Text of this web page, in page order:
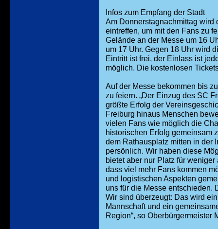
Infos zum Empfang der Stadt
Am Donnerstagnachmittag wird
eintreffen, um mit den Fans zu
Gelände an der Messe um 16
um 17 Uhr. Gegen 18 Uhr wird
Eintritt ist frei, der Einlass ist
möglich. Die kostenlosen
Auf der Messe bekommen bis
zu feiern. „Der Einzug des SC
größte Erfolg der
Freiburg hinaus Menschen
vielen Fans wie möglich die
historischen Erfolg gemeinsam
dem Rathausplatz mitten in der
persönlich. Wir haben diese
bietet aber nur Platz für
dass viel mehr Fans kommen
und logistischen Aspekten
uns für die Messe entschieden.
Wir sind überzeugt: Das wird
Mannschaft und ein
Region“, so Oberbürgermeister